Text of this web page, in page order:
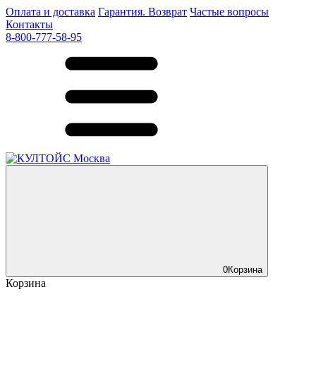
Оплата и доставка Гарантия. Возврат Частые вопросы
Контакты
8-800-777-58-95
0Корзина
Корзина